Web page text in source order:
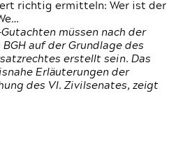
richtig ermitteln: Wer ist der
müssen nach der
auf der Grundlage des
erstellt sein. Das
Erläuterungen der
des VI. Zivilsenates, zeigt